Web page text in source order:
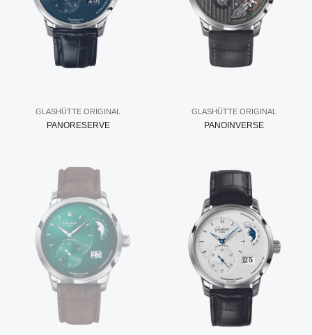
GLASHÜTTE ORIGINAL
PANORESERVE
GLASHÜTTE ORIGINAL
PANOINVERSE